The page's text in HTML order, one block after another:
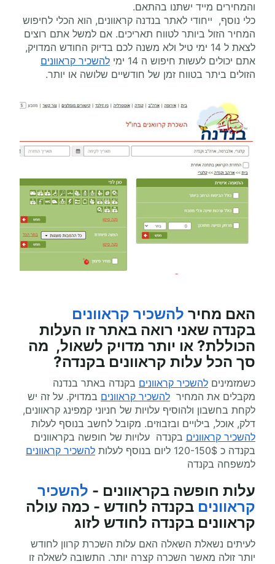
והמחירים מייד ישתנו בהתאם.
כלי נוסף, ייחודי לאתר בנדנה קראוונים, הוא הכלי לחיפוש
המחיר הזול ביותר לטווח תאריכים. אם למשל אתם רוצים
לצאת ל 14 ימי טיל ולא משנה לכם בדיוק החודש המדויק,
אתם יכולים לעשות חיפוש ה 14 ימי
להשכיר קראוונים
הזולים ביתר בטווח זמן של חודשיים שלושה או יותר.
האם מחיר להשכיר קראוונים
בקנדה שאני רואה באתר זו העלות
הכוללת? או יותר מדויק לשאול, מה
סך הכל עלות קראוונים בקנדה?
כשמזמינים להשכיר קראוונים בקנדה באתר בנדנה
מקבלים את המחיר להשכיר קראוונים במדויק. על זה יש
לקחת בחשבון ולהוסיף עלויות של חניוני קמפינג קראוונים,
דלק, אוכל, בילויים ובזבוזים. מקובל לחשב בנוסף לעלות
להשכיר קראוונים בקנדה עלויות של חופשה בקראוונים
בקנדה כ 120-150$ ליום בנוסף לעלות
להשכיר קראוונים
למשפחה בקנדה
עלות חופשה בקראוונים - להשכיר
קראוונים בקנדה לחודש - כמה עולה
קראוונים בקנדה לחודש לזוג
לעיתים נשאלת השאלה האם עלות השכרת קרוון לחודש
יותר זולה מאשר השכרה קצרה יותר. התשובה לשאלה זו